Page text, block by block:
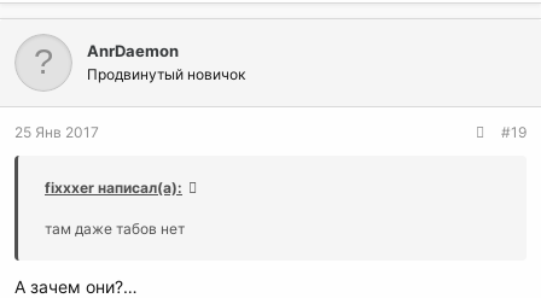
AnrDaemon
Продвинутый новичок
25 Янв 2017 #19
fixxxer написал(а):
там даже табов нет
А зачем они?…